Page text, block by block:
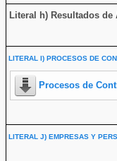
Literal h) Resultados
LITERAL I) PROCESOS DE
Procesos de
LITERAL J) EMPRESAS Y